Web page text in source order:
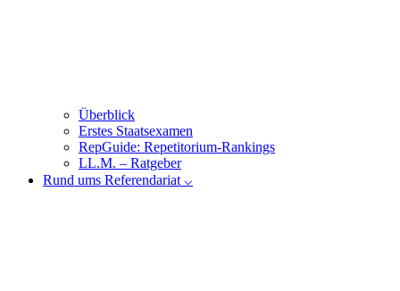
Überblick
Erstes Staatsexamen
RepGuide: Repetitorium-Rankings
LL.M. – Ratgeber
Rund ums Referendariat ⌵